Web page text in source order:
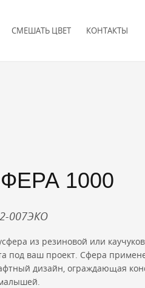
СМЕШАТЬ ЦВЕТ КОНТАКТЫ
1000
007ЭКО
из резиновой или
под ваш проект. Сфера
дизайн, ограждающая